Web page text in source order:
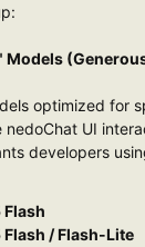
Models
optimized for
nedoChat UI
developers
Flash
Flash / Flash-Lite